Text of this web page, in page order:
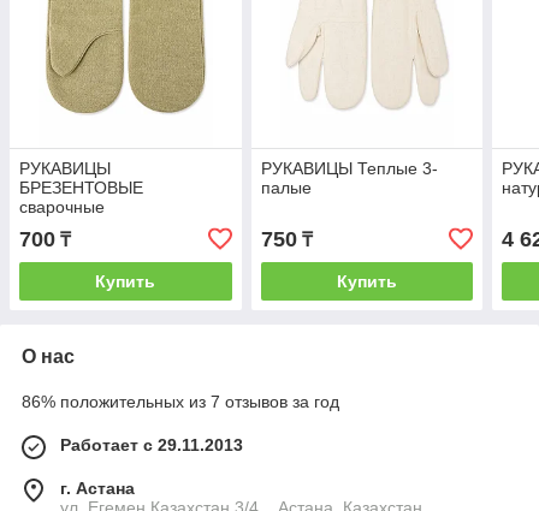
РУКАВИЦЫ
БРЕЗЕНТОВЫЕ
сварочные
700 ₸
Купить
РУКАВИЦЫ Теплые 3-
палые
750₸
Купить
4
О нас
86% положительных из 7 отзывов за год
Работает с 29.11.2013
г. Астана